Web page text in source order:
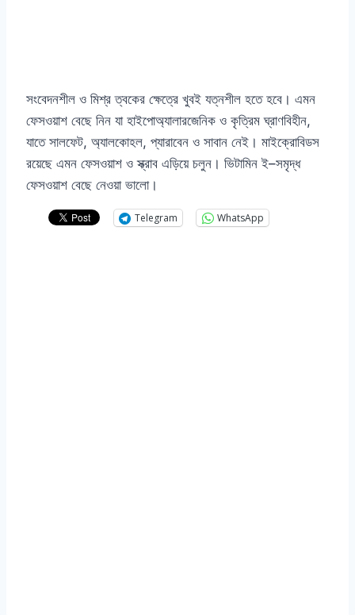
সংবেদনশীল ও মিশ্র ত্বকের ক্ষেত্রে খুবই যত্নশীল হতে হবে। এমন
ফেসওয়াশ বেছে নিন যা হাইপোঅ্যালারজেনিক ও কৃত্রিম ঘ্রাণবিহীন,
যাতে সালফেট, অ্যালকোহল, প্যারাবেন ও সাবান নেই। মাইক্রোবিডস
রয়েছে এমন ফেসওয়াশ ও স্ক্রাব এড়িয়ে চলুন। ভিটামিন ই–সমৃদ্ধ
ফেসওয়াশ বেছে নেওয়া ভালো।
Telegram WhatsApp